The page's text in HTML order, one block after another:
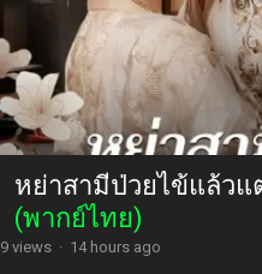
หย่าสามีป่วยไข้แล้ว
(พากย์ไทย)
9 views · 14 hours ago